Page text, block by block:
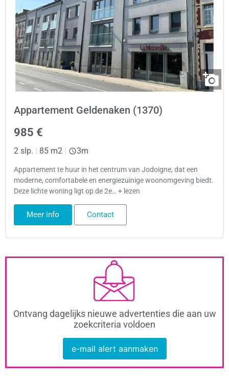
Appartement Geldenaken (1370)
985 €
2 slp. | 85 m2 | 3m
Appartement te huur in het centrum van Jodoigne, dat een
moderne, comfortabele en energiezuinige woonomgeving biedt.
Deze lichte woning ligt op de 2e… + lezen
Meer info Contact
Ontvang dagelijks nieuwe advertenties die aan uw
zoekcriteria voldoen
e-mail alert aanmaken